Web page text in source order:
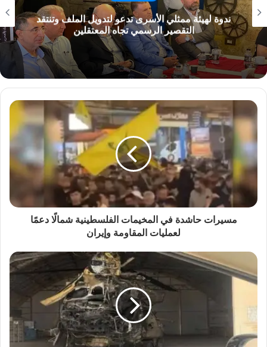
ندوة لهيئة ممثلي الأسرى تدعو لتدويل الملف وتنتقد
التقصير الرسمي تجاه المعتقلين
مسيرات حاشدة في المخيمات الفلسطينية شمالًا دعمًا
لعمليات المقاومة وإيران